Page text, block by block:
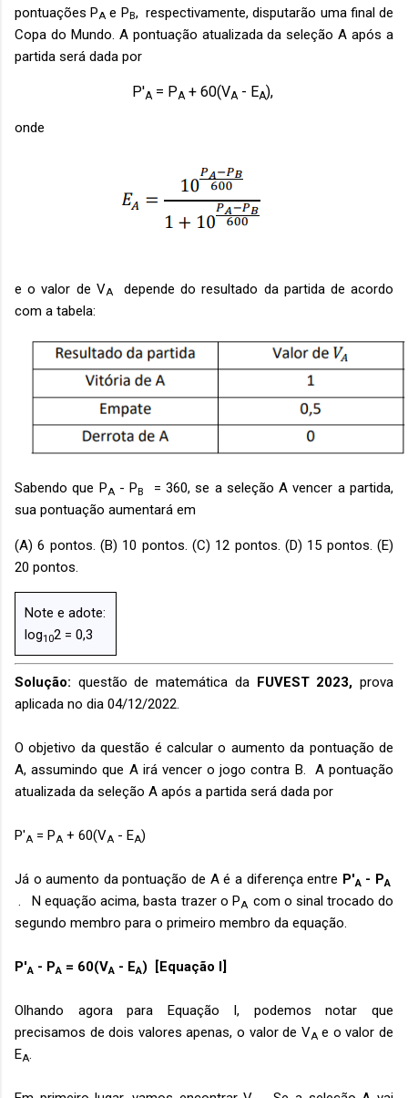
pontuaçõesPA e P B, respectivamente, disputarão uma final de
Copa do Mundo. A pontuação atualizada da seleção A após a
partida será dada por
P'A = PA + 60(VA - EA),
onde
e o valor de VA
depende do resultado da partida de acordo
com a tabela:
Sabendo que PA -PB
= 360, se a seleção A vencer a partida,
sua pontuação aumentará em
(A) 6 pontos. (B) 10 pontos. (C) 12 pontos. (D) 15 pontos. (E)
20 pontos.
Note e adote:
log102 = 0,3
Solução: questão de matemática da FUVEST 2023, prova
aplicada no dia 04/12/2022.
O objetivo da questão é calcular o aumento da pontuação de
A, assumindo que A irá vencer o jogo contra B. A pontuação
atualizada da seleção A após a partida será dada por
P'A = PA + 60(VA - EA)
Já o aumento da pontuação de A é a diferença entre P'A - PA
. N equação acima, basta trazer o PA com o sinal trocado do
segundo membro para o primeiro membro da equação.
P'A - PA = 60(VA - EA) [Equação I]
Olhando agora para Equação I, podemos notar que
precisamos de dois valores apenas, o valor de VA e o valor de
EA.